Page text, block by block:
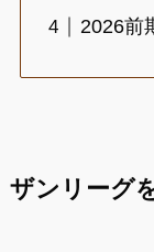
2026前
ザンリーグ